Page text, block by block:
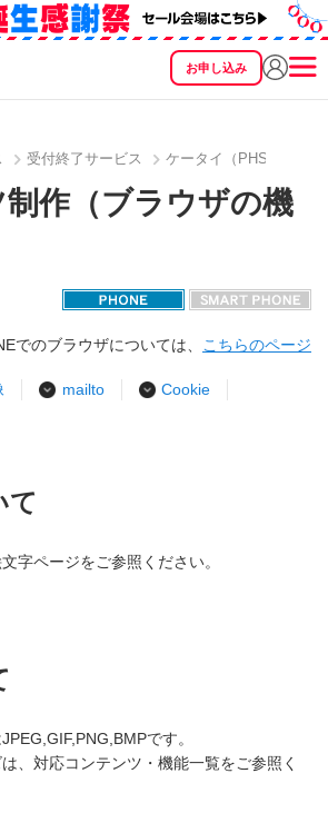
お申し込み
受付終了サービス ケータイ（PHS）用公
作（ブラウザの機
でのブラウザについては、 こちらのページ
mailto
Cookie
て
字ページをご参照ください。
です。
、対応コンテンツ・機能一覧をご参照く